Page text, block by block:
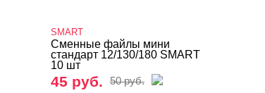
SMART
Сменные файлы мини
стандарт 12/130/180 SMART
10 шт
45 руб. 50 руб.